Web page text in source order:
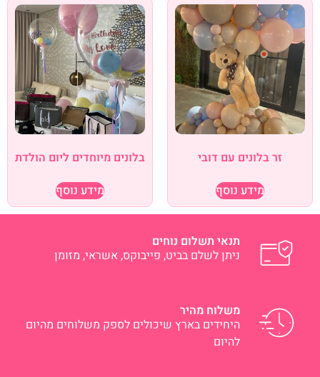
זר בלונים עם דובי
מידע נוסף
בלונים מיוחדים ליום הולדת
מידע נוסף
תנאי תשלום נוחים
ניתן לשלם בביט, פייבוקס, אשראי, מזומן
משלוח מהיר
היחידים בארץ שיכולים לספק משלוחים מהיום
להיום